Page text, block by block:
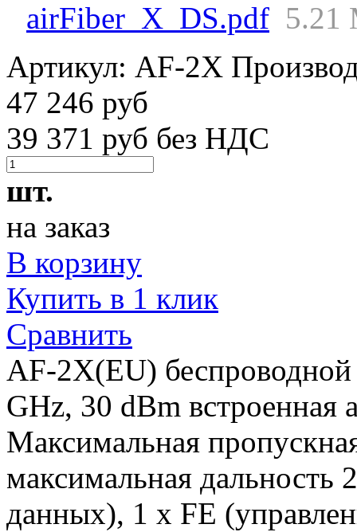
airFiber_X_DS.pdf 5.21
Артикул: AF-2X
47 246 руб
39 371 руб без НДС
шт.
на заказ
В корзину
Купить в 1 клик
Сравнить
AF-2X(EU)
GHz, 30 dBm встроенная
Максимальная
максимальная
данных), 1 x FE